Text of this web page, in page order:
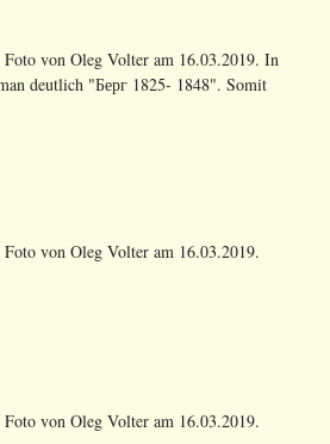
von Oleg Volter am 16.03.2019. In
deutlich "Берг 1825- 1848". Somit
von Oleg Volter am 16.03.2019.
von Oleg Volter am 16.03.2019.